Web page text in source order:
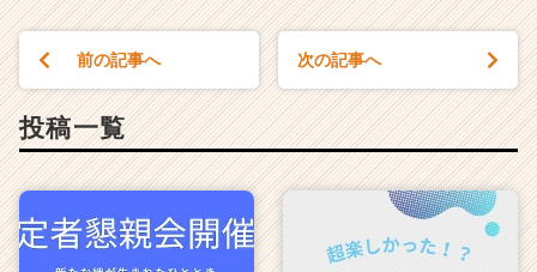
前の記事へ 次の記事へ
投稿一覧